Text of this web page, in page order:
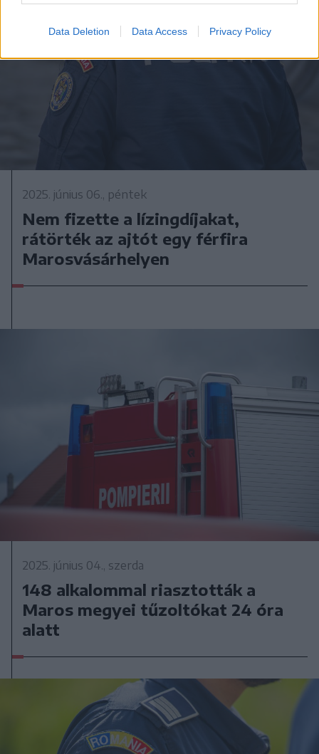
Data Deletion Data Access Privacy Policy
2025. június 06., péntek
Nem fizette a lízingdíjakat,
rátörték az ajtót egy férfira
Marosvásárhelyen
2025. június 04., szerda
148 alkalommal riasztották a
Maros megyei tűzoltókat 24 óra
alatt